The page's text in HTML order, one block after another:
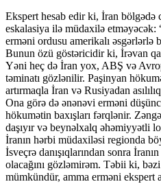
Ekspert hesab edir ki, İran bölgədə
eskalasiya ilə müdaxilə etməyəcək:
erməni ordusu amerikalı əsgərlərlə
Bunun özü göstəricidir ki, İrəvan
Yəni heç də İran yox, ABŞ və
təminatı gözlənilir. Paşinyan
artırmaqla İran və Rusiyadan
Ona görə də ənənəvi erməni
hökumətin baxışları fərqlənir.
daşıyır və beynəlxalq əhəmiyyətli
İranın hərbi müdaxiləsi regionda
İsveçrə danışıqlarından sonra
olacağını gözləmirəm. Təbii ki,
mümkündür, amma erməni ekspert